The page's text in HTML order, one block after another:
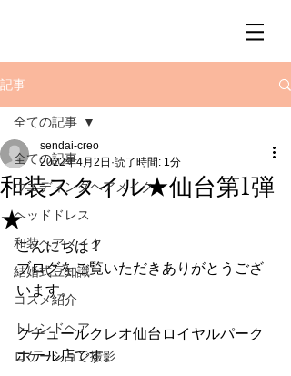
記事
全ての記事
ウエディングヘアメイク
ヘッドドレス
和装ヘアメイク
結婚式豆知識
コスメ紹介
トレンドヘア
ロケーション撮影
全ての記事
和装スタイル★仙台第1弾
★
sendai-creo
2022年4月2日 読了時間: 1分
こんにちは！
ブログをご覧いただきありがとうござ
います。
クチュールクレオ仙台ロイヤルパーク
ホテル店です。